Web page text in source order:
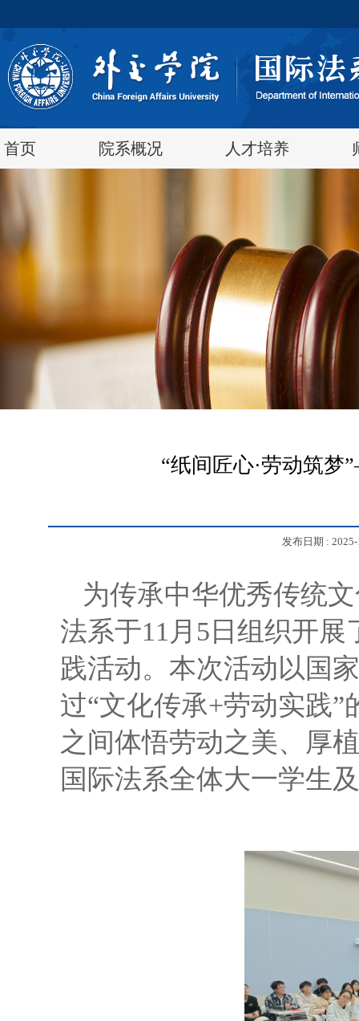
首页 院系概况 人才培养
“纸间匠心·劳动筑
发布日期 :
为传承中华优秀传统
法系于11月5日组织开展
践活动。本次活动以国
过“文化传承+劳动实践
之间体悟劳动之美、厚
国际法系全体大一学生